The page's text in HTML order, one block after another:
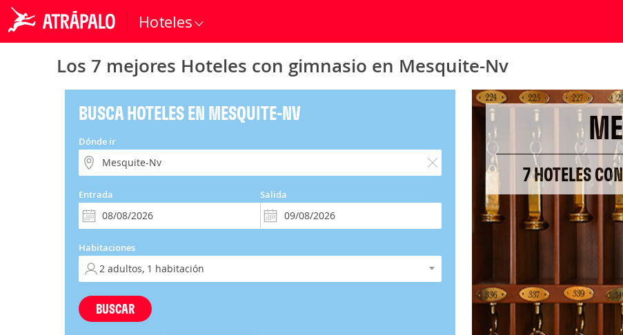
Hoteles
Los 7 mejores Hoteles con gimnasio en Mesquite-Nv
BUSCA HOTELES EN MESQUITE-NV
Dónde ir
Entrada Salida
Habitaciones
BUSCAR
7 HOTELES